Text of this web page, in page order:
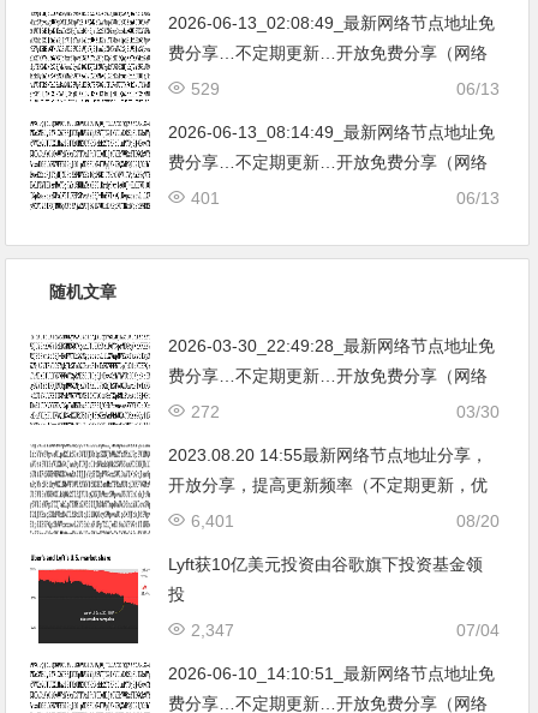
2026-06-13_02:08:49_最新网络节点地址免
费分享…不定期更新…开放免费分享（网络
免费节点香港|日本|韩国|新加坡|台湾|马来西
06/13
529
2026-06-13_08:14:49_最新网络节点地址免
费分享…不定期更新…开放免费分享（网络
免费节点香港|日本|韩国|新加坡|台湾|马来西
06/13
401
随机文章
2026-03-30_22:49:28_最新网络节点地址免
费分享…不定期更新…开放免费分享（网络
免费节点香港|日本|韩国|新加坡|台湾|马来西
03/30
272
2023.08.20 14:55最新网络节点地址分享，
开放分享，提高更新频率（不定期更新，优
化累积有新节点加入）。
08/20
6,401
Lyft获10亿美元投资由谷歌旗下投资基金领
投
07/04
2,347
2026-06-10_14:10:51_最新网络节点地址免
费分享…不定期更新…开放免费分享（网络